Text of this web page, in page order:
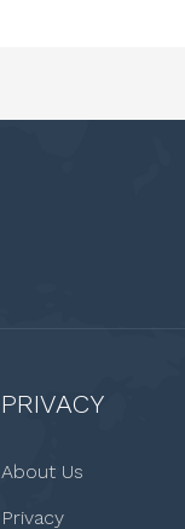
PRIVACY
About Us
Privacy